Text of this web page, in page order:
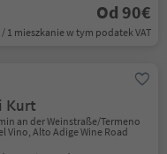
Od 90€
/ 1 mieszkanie w tym podatek VAT
Kurt
an der Weinstraße/Termeno
Vino, Alto Adige Wine Road